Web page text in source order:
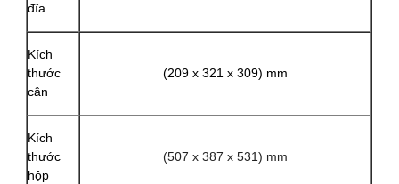
đĩa
Kích
thước
cân
(209 x 321 x 309) mm
Kích
thước
hộp
(507 x 387 x 531) mm